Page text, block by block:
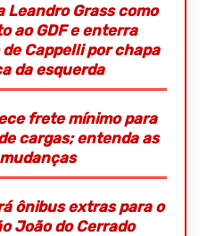
Leandro Grass como
ao GDF e enterra
Cappelli por chapa
da esquerda
frete mínimo para
cargas; entenda as
mudanças
ônibus extras para o
João do Cerrado